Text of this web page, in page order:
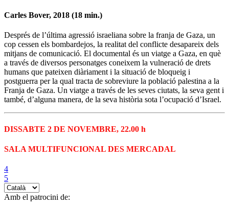
Carles Bover, 2018 (18 min.)
Després de l’última agressió israeliana sobre la franja de Gaza, un
cop cessen els bombardejos, la realitat del conflicte desapareix dels
mitjans de comunicació. El documental és un viatge a Gaza, en què
a través de diversos personatges coneixem la vulneració de drets
humans que pateixen diàriament i la situació de bloqueig i
postguerra per la qual tracta de sobreviure la població palestina a la
Franja de Gaza. Un viatge a través de les seves ciutats, la seva gent i
també, d’alguna manera, de la seva història sota l’ocupació d’Israel.
DISSABTE 2 DE NOVEMBRE, 22.00 h
SALA MULTIFUNCIONAL DES MERCADAL
Trieu
un
Amb el patrocini de: